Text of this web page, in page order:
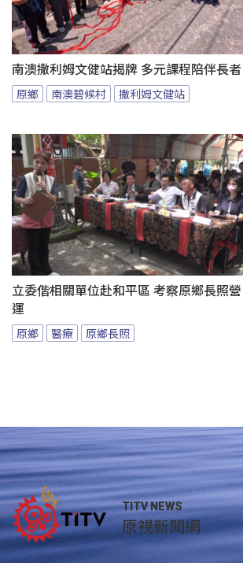
南澳撒利姆文健站揭牌 多元課程陪伴長者
原鄉 南澳碧候村 撒利姆文健站
立委偕相關單位赴和平區 考察原鄉長照營
運
原鄉 醫療 原鄉長照
TITV NEWS
原視新聞網